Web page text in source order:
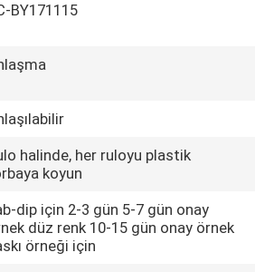
BY171115
halinde, her ruloyu plastik
koyun
dip için 2-3 gün 5-7 gün onay
düz renk 10-15 gün onay örnek
örneği için